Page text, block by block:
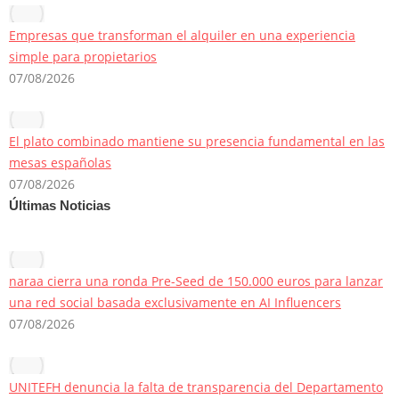
Empresas que transforman el alquiler en una experiencia
simple para propietarios
07/08/2026
El plato combinado mantiene su presencia fundamental en las
mesas españolas
07/08/2026
Últimas Noticias
naraa cierra una ronda Pre-Seed de 150.000 euros para lanzar
una red social basada exclusivamente en AI Influencers
07/08/2026
UNITEFH denuncia la falta de transparencia del Departamento